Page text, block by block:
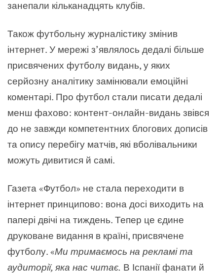
занепали кільканадцять клубів.
Також футбольну журналістику змінив
інтернет. У мережі з’являлось дедалі більше
присвячених футболу видань, у яких
серйозну аналітику замінювали емоційні
коментарі. Про футбол стали писати дедалі
менш фахово: контент-онлайн-видань звівся
до не завжди компетентних блогових дописів
та опису перебігу матчів, які вболівальники
можуть дивитися й самі.
Газета «Футбол» не стала переходити в
інтернет принципово: вона досі виходить на
папері двічі на тиждень. Тепер це єдине
друковане видання в країні, присвячене
футболу. «Ми тримаємось на рекламі та
аудиторії, яка нас читає. В Іспанії фанати й